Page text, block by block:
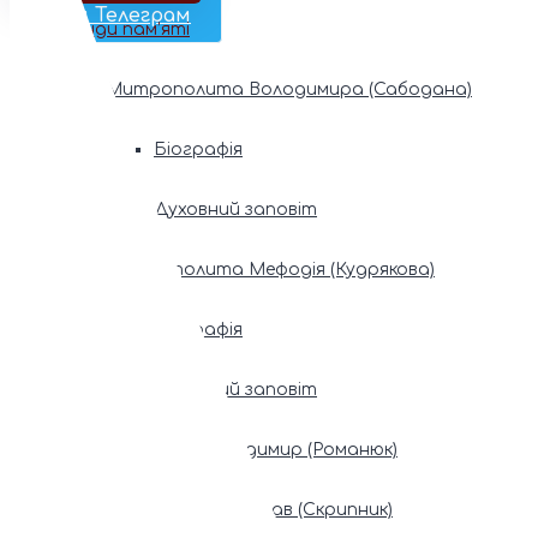
Наш Телеграм
Фонди пам’яті
Митрополита Володимира (Сабодана)
Біографія
Духовний заповіт
Митрополита Мефодія (Кудрякова)
Біографія
Духовний заповіт
Патріарх Володимир (Романюк)
Патріарх Мстислав (Скрипник)